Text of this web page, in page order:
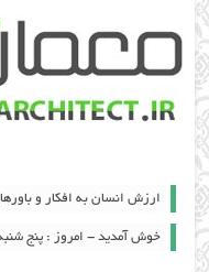
ارزش انسان به افکار و
خوش آمدید - امروز : پنج شنبه ۱۵ مرداد